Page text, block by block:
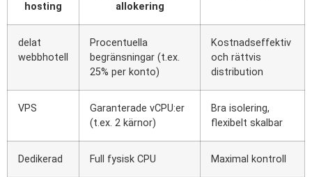
hosting
allokering
delat
webbhotell
Procentuella
begränsningar (t.ex.
25% per konto)
Kostnadseffektiv
och rättvis
distribution
VPS
Garanterade vCPU:er
(t.ex. 2 kärnor)
Bra isolering,
flexibelt skalbar
Dedikerad Full fysisk CPU Maximal kontroll